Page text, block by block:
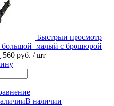
Быстрый просмотр
большой+малый с брошюрой
560 руб. / шт
В наличии